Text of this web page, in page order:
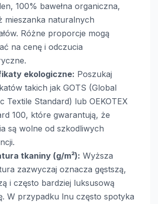
100% bawełna organiczna,
mieszanka naturalnych
Różne proporcje mogą
na cenę i odczucia
ekologiczne: Poszukaj
takich jak GOTS (Global
Textile Standard) lub OEKOTEX
100, które gwarantują, że
są wolne od szkodliwych
tkaniny (g/m²): Wyższa
zazwyczaj oznacza gęstszą,
i często bardziej luksusową
W przypadku lnu często spotyka